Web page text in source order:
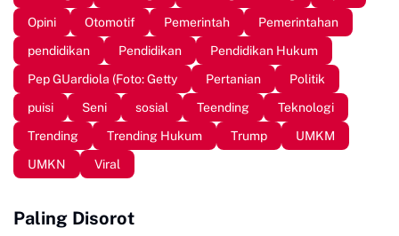
Opini
Otomotif Pemerintah
Pemerintahan
pendidikan
Pendidikan
Pendidikan Hukum
Pep GUardiola (Foto: Getty
Pertanian
Politik
puisi
Seni sosial Teending
Teknologi
Trending
Trending Hukum Trump
UMKM
UMKN
Viral
Paling Disorot